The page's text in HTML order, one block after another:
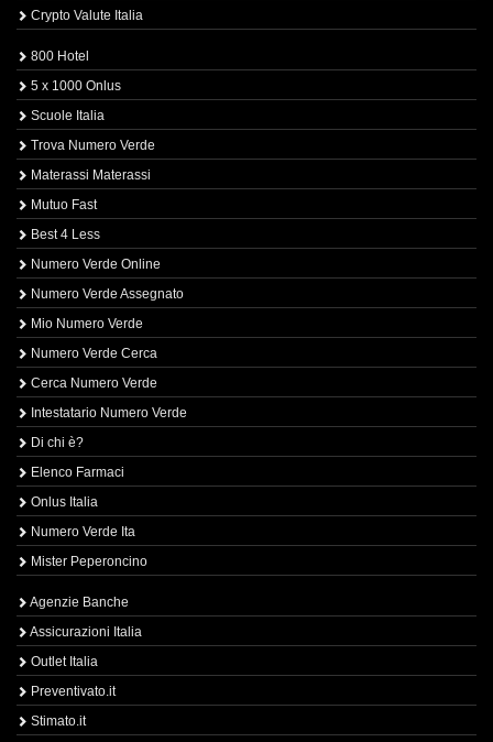
Crypto Valute Italia
800 Hotel
5 x 1000 Onlus
Scuole Italia
Trova Numero Verde
Materassi Materassi
Mutuo Fast
Best 4 Less
Numero Verde Online
Numero Verde Assegnato
Mio Numero Verde
Numero Verde Cerca
Cerca Numero Verde
Intestatario Numero Verde
Di chi è?
Elenco Farmaci
Onlus Italia
Numero Verde Ita
Mister Peperoncino
Agenzie Banche
Assicurazioni Italia
Outlet Italia
Preventivato.it
Stimato.it